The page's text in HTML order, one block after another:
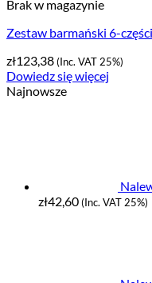
Brak w magazynie
Zestaw barmański 6-
zł123,38(Inc. VAT 25%)
Dowiedz się więcej
Najnowsze
zł42,60(Inc. VAT 25%)